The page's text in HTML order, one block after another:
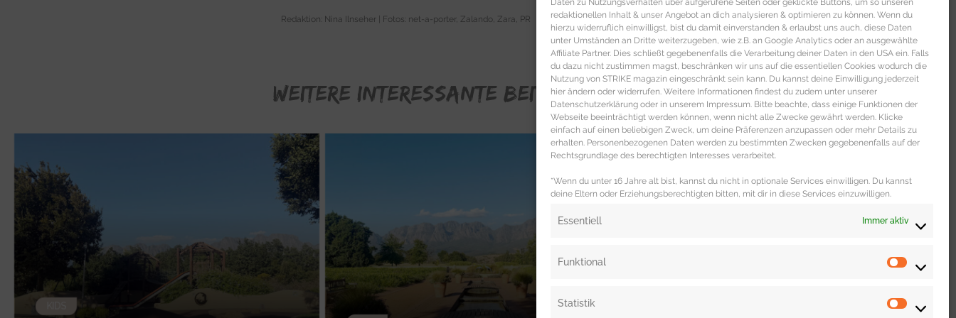
Daten zu Nutzungsverhalten über aufgerufene Seiten oder geklickte Buttons, um so unseren
redaktionellen Inhalt & unser Angebot an dich analysieren & optimieren zu können. Wenn du
hierzu widerruflich einwilligst, bist du damit einverstanden & erlaubst uns auch, diese Daten
unter Umständen an Dritte weiterzugeben, wie z.B. an Google Analytics oder an ausgewählte
Affiliate Partner. Dies schließt gegebenenfalls die Verarbeitung deiner Daten in den USA ein. Falls
du dazu nicht zustimmen magst, beschränken wir uns auf die essentiellen Cookies wodurch die
Nutzung von STRIKE magazin eingeschränkt sein kann. Du kannst deine Einwilligung jederzeit
hier ändern oder widerrufen. Weitere Informationen findest du zudem unter unserer
Datenschutzerklärung oder in unserem Impressum. Bitte beachte, dass einige Funktionen der
Webseite beeinträchtigt werden können, wenn nicht alle Zwecke gewährt werden. Klicke
einfach auf einen beliebigen Zweck, um deine Präferenzen anzupassen oder mehr Details zu
erhalten. Personenbezogenen Daten werden zu bestimmten Zwecken gegebenenfalls auf der
Rechtsgrundlage des berechtigten Interesses verarbeitet.
*Wenn du unter 16 Jahre alt bist, kannst du nicht in optionale Services einwilligen. Du kannst
deine Eltern oder Erziehungsberechtigten bitten, mit dir in diese Services einzuwilligen.
Essentiell Immer aktiv
Funktional
Statistik
Redaktion: Nina Ilnseher | Fotos: net-a-porter, Zalando, Zara, PR
WEITERE INTERESSANTE BEITRÄGE FÜR DICH